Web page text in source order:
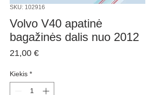
SKU: 102916
Volvo V40 apatinė
bagažinės dalis nuo 2012
21,00 €Price
Kiekis *